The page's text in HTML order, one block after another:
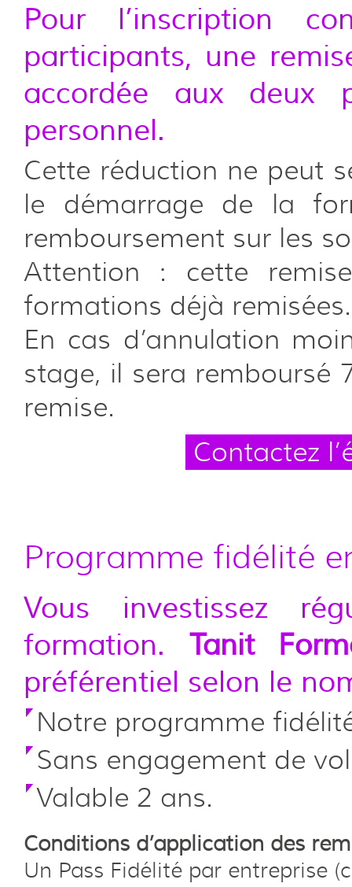
Pour l’inscription
participants, une
accordée aux deux
personnel.
Cette réduction ne peut
le démarrage de la
remboursement sur les
Attention : cette
formations déjà remisées.
En cas d’annulation
stage, il sera remboursé
remise.
Contactez
Programme fidélité
Vous investissez
formation. Tanit
préférentiel selon le
Notre programme
Sans engagement de
Valable 2 ans.
Conditions d’application des
Un Pass Fidélité par entreprise